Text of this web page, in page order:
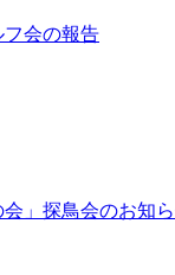
会の報告
会」探鳥会のお知